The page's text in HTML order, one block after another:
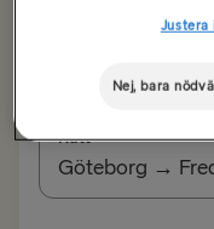
Rutt
Göteborg →
Justera
Nej, bara